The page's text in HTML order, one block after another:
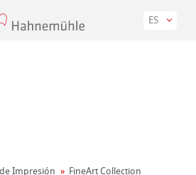
ES
Impresión
FineArt Collection